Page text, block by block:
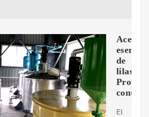
Aceite
esencial
de
lilas:
El